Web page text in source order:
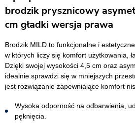
brodzik prysznicowy
cm gładki wersja prawa
Brodzik MILD to funkcjonalne i
w których liczy się komfort użytkowania,
Dzięki swojej wysokości 4,5 cm oraz
idealnie sprawdzi się w mniejszych
jest rozwiązanie zapewniające komfort
Wysoka odporność na odbarwienia,
pęknięcia.